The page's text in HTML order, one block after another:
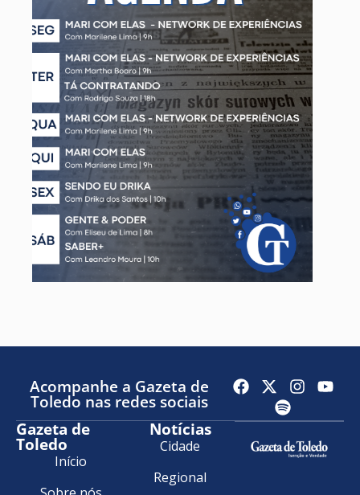
Acompanhe a Gazeta de
Toledo nas redes sociais
Gazeta de
Toledo
Início
Notícias
Cidade
Regional